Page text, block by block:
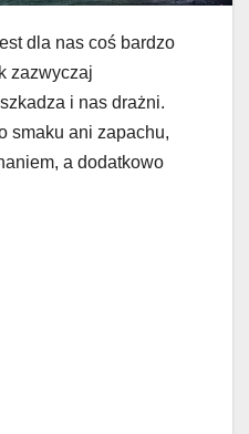
dla nas coś bardzo
zazwyczaj
i nas drażni.
smaku ani zapachu,
a dodatkowo